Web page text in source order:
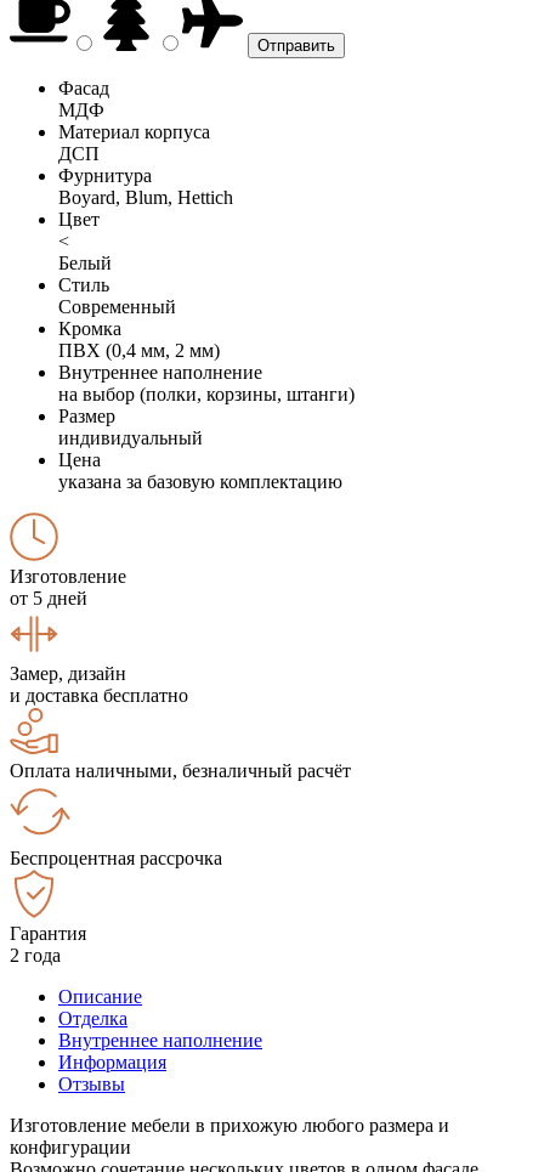
Фасад
МДФ
Материал корпуса
ДСП
Фурнитура
Boyard, Blum, Hettich
Цвет
<
Белый
Стиль
Современный
Кромка
ПВХ (0,4 мм, 2 мм)
Внутреннее наполнение
на выбор (полки, корзины, штанги)
Размер
индивидуальный
Цена
указана за базовую комплектацию
Изготовление
от 5 дней
Замер, дизайн
и доставка бесплатно
Оплата наличными, безналичный расчёт
Беспроцентная рассрочка
Гарантия
2 года
Описание
Отделка
Внутреннее наполнение
Информация
Отзывы
Изготовление мебели в прихожую любого размера и
конфигурации